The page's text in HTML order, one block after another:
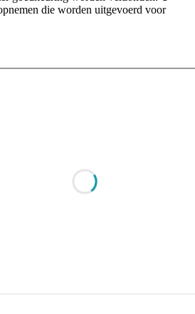
die worden uitgevoerd voor